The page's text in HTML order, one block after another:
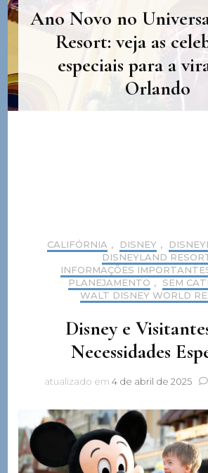
Ano Novo no
Resort: veja as
especiais para a
Orlando
CALIFÓRNIA , DISNEY ,
DISNEYLAND
INFORMAÇÕES
PLANEJAMENTO , SEM
WALT DISNEY WORLD
Disney e
Necessidades
atualizado em 4 de abril de 2025